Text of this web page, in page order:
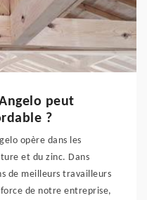
peut
?
opère dans les
et du zinc. Dans
de meilleurs travailleurs
de notre entreprise,